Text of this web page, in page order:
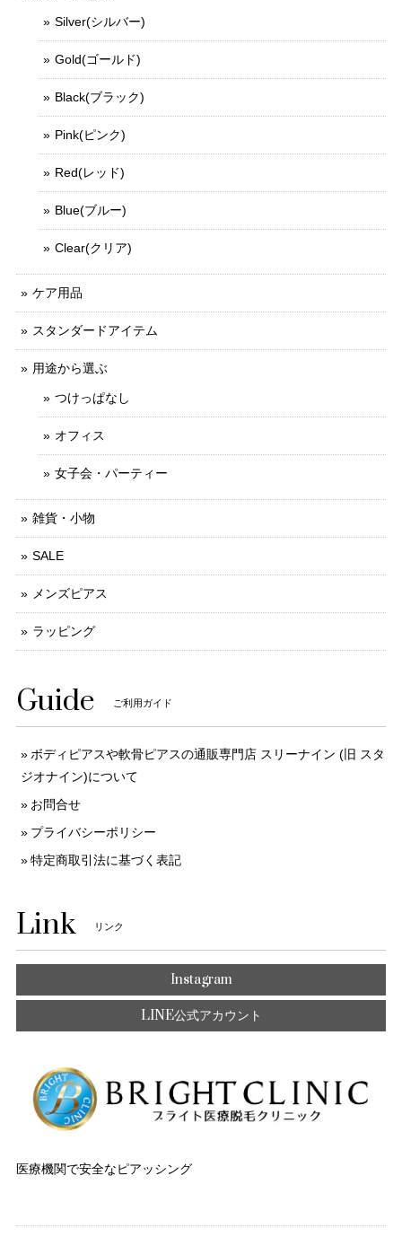
Silver(シルバー)
Gold(ゴールド)
Black(ブラック)
Pink(ピンク)
Red(レッド)
Blue(ブルー)
Clear(クリア)
ケア用品
スタンダードアイテム
用途から選ぶ
つけっぱなし
オフィス
女子会・パーティー
雑貨・小物
SALE
メンズピアス
ラッピング
Guide ご利用ガイド
ボディピアスや軟骨ピアスの通販専門店 スリーナイン (旧 スタ
ジオナイン)について
お問合せ
プライバシーポリシー
特定商取引法に基づく表記
Link リンク
Instagram
LINE公式アカウント
医療機関で安全なピアッシング